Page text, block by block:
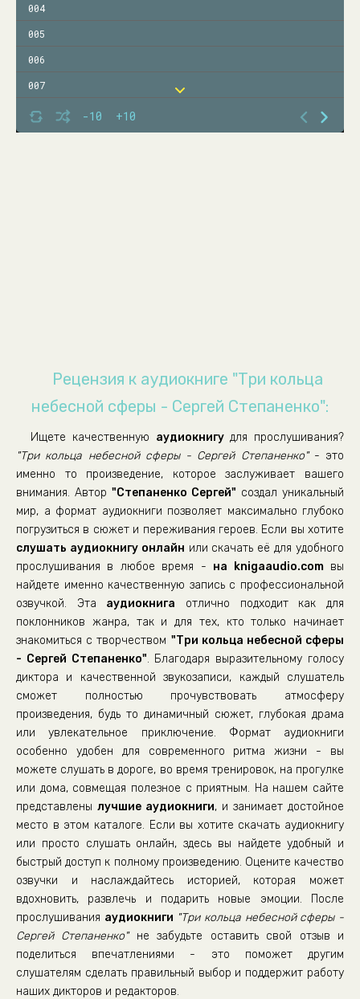
-10 +10
004
005
006
007
008
009
021
022
023
025
026
027
028
030
031
032
033
Рецензия к аудиокниге "Три кольца
небесной сферы - Сергей Степаненко":
Ищете качественную аудиокнигудля прослушивания?
"Три кольца небесной сферы - Сергей Степаненко"- это
именно то произведение, которое заслуживает вашего
внимания. Автор "Степаненко Сергей" создал уникальный
мир, а формат аудиокниги позволяет максимально глубоко
погрузиться в сюжет и переживания героев. Если вы хотите
слушать аудиокнигу онлайн или скачать её для удобного
прослушивания в любое время - на knigaaudio.comвы
найдете именно качественную запись с профессиональной
озвучкой. Эта аудиокнига отлично подходит как для
поклонников жанра, так и для тех, кто только начинает
знакомиться с творчеством "Три кольца небесной сферы
- Сергей Степаненко". Благодаря выразительному голосу
диктора и качественной звукозаписи, каждый слушатель
сможет полностью прочувствовать атмосферу
произведения, будь то динамичный сюжет, глубокая драма
или увлекательное приключение. Формат аудиокниги
особенно удобен для современного ритма жизни - вы
можете слушать в дороге, во время тренировок, на прогулке
или дома, совмещая полезное с приятным. На нашем сайте
представлены лучшие аудиокниги, и занимает достойное
место в этом каталоге. Если вы хотите скачать аудиокнигу
или просто слушать онлайн, здесь вы найдете удобный и
быстрый доступ к полному произведению. Оцените качество
озвучки и наслаждайтесь историей, которая может
вдохновить, развлечь и подарить новые эмоции. После
прослушивания аудиокниги "Три кольца небесной сферы -
Сергей Степаненко"не забудьте оставить свой отзыв и
поделиться впечатлениями - это поможет другим
слушателям сделать правильный выбор и поддержит работу
наших дикторов и редакторов.